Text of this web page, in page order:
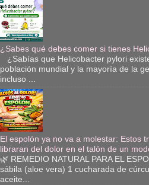
¿Sabes qué debes comer si tienes
¿Sabías que Helicobacter pylori
población mundial y la mayoría de la
incluso ...
El espolón ya no va a molestar: Estos
libraran del dolor en el talón de un
🌿 REMEDIO NATURAL PARA EL
sábila (aloe vera) 1 cucharada de
aceite...